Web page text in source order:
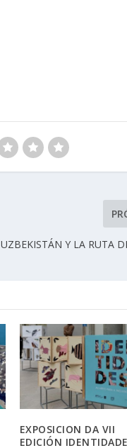
UZBEKISTÁN Y LA RUTA
EXPOSICION DA VII
EDICIÓN